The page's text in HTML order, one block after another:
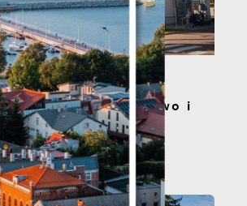
20 - 08 - 2026
lato - Zdrowo i